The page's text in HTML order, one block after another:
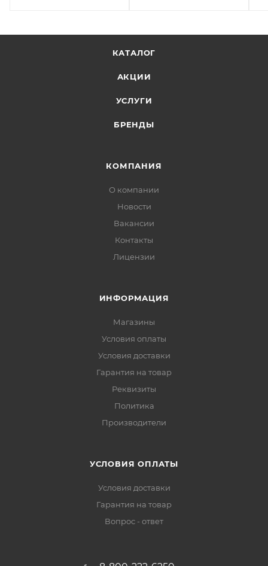
КАТАЛОГ
АКЦИИ
УСЛУГИ
БРЕНДЫ
КОМПАНИЯ
О компании
Новости
Вакансии
Контакты
Лицензии
ИНФОРМАЦИЯ
Магазины
Условия оплаты
Условия доставки
Гарантия на товар
Реквизиты
Политика
Производители
УСЛОВИЯ ОПЛАТЫ
Условия доставки
Гарантия на товар
Вопрос - ответ